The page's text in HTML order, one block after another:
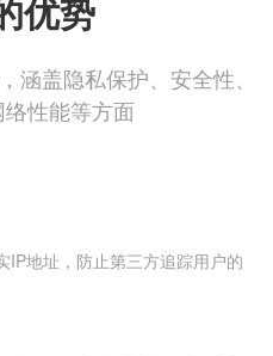
优势
涵盖隐私保护、安全性、
性能等方面
IP地址，防止第三方追踪用户的